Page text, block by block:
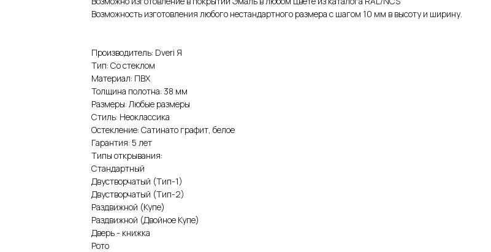
Возможность изготовления любого нестандартного размера с шагом 10 мм в высоту и ширину.
Производитель: Dveri Я
Тип: Со стеклом
Материал: ПВХ
Толщина полотна: 38 мм
Размеры: Любые размеры
Стиль: Неоклассика
Остекление: Сатинато графит, белое
Гарантия: 5 лет
Типы открывания:
Стандартный
Двустворчатый (Тип-1)
Двустворчатый (Тип-2)
Раздвижной (Купе)
Раздвижной (Двойное Купе)
Дверь - книжка
Рото